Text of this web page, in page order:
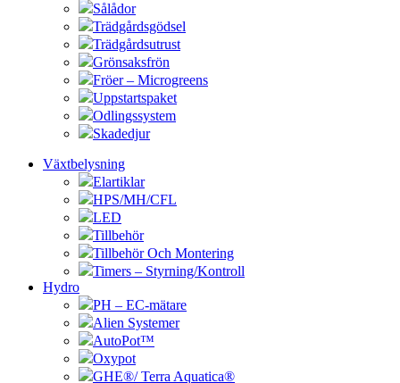
Sålådor
Trädgårdsgödsel
Trädgårdsutrust
Grönsaksfrön
Fröer – Microgreens
Uppstartspaket
Odlingssystem
Skadedjur
Växtbelysning
Elartiklar
HPS/MH/CFL
LED
Tillbehör
Tillbehör Och Montering
Timers – Styrning/Kontroll
Hydro
PH – EC-mätare
Alien Systemer
AutoPot™
Oxypot
GHE®/ Terra Aquatica®